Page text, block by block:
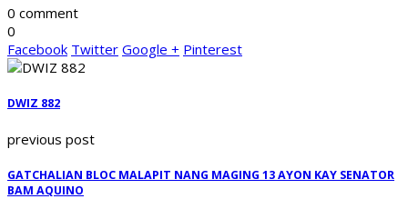
0 comment
0
Facebook Twitter Google + Pinterest
DWIZ 882
previous post
GATCHALIAN BLOC MALAPIT NANG MAGING 13 AYON KAY SENATOR
BAM AQUINO